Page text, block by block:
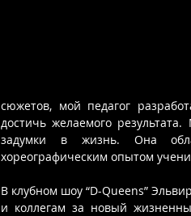
сюжетов, мой педагог
достичь желаемого
задумки в жизнь. Она
хореографическим опытом
В клубном шоу “D-Queens”
и коллегам за новый